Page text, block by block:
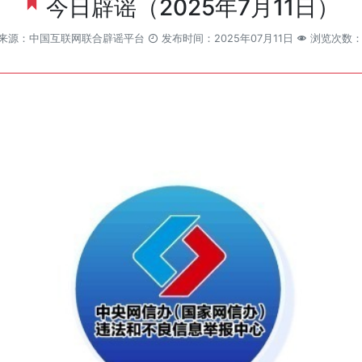
今日辟谣（2025年7月11日）
源：中国互联网联合辟谣平台 发布时间：2025年07月11日 浏览次数